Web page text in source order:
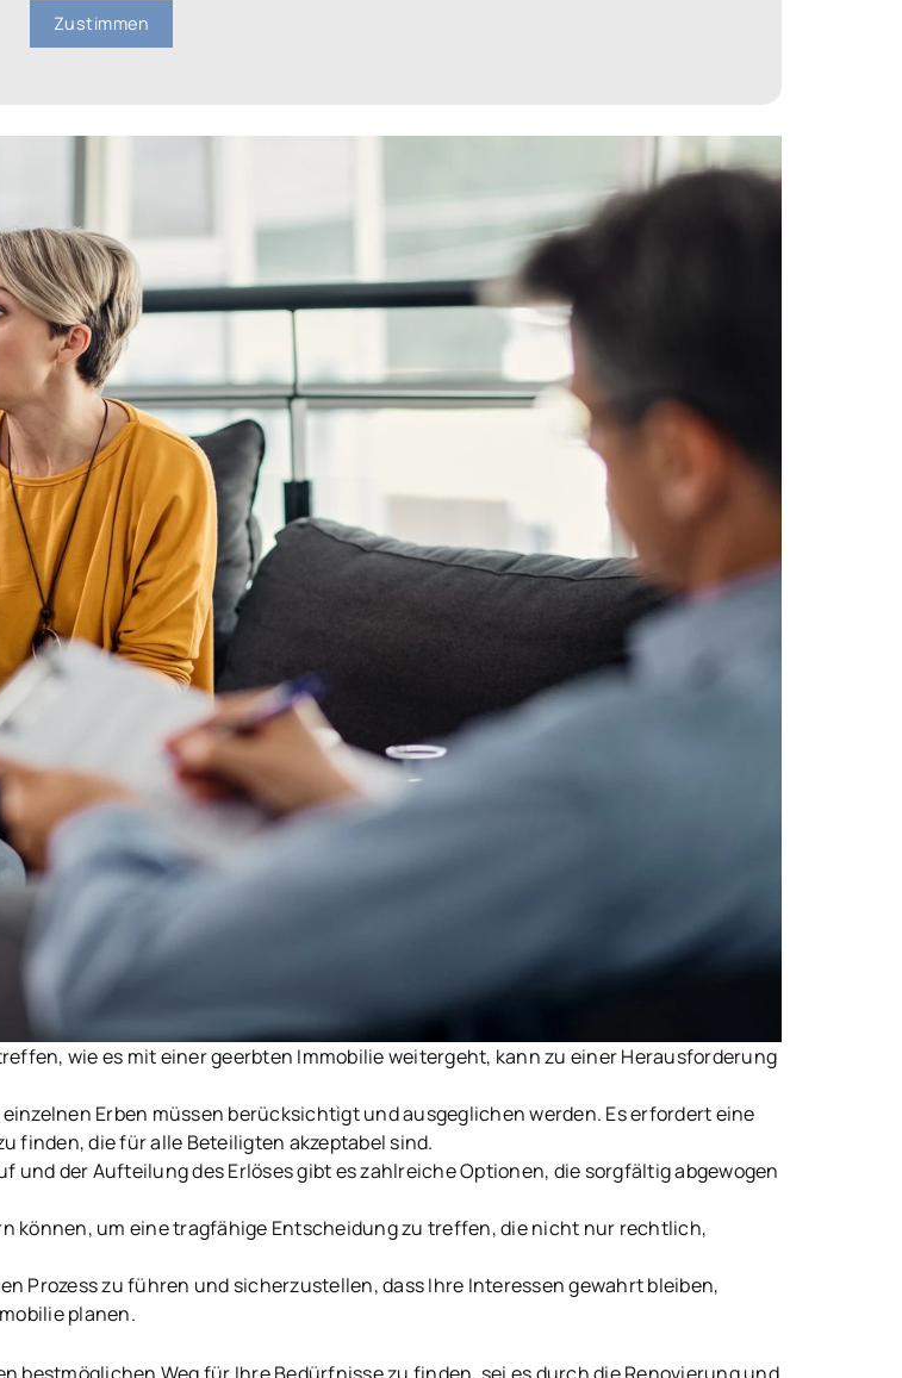
Zustimmen
wie es mit einer geerbten Immobilie weitergeht, kann zu einer Herausforderung
Erben müssen berücksichtigt und ausgeglichen werden. Es erfordert eine
finden, die für alle Beteiligten akzeptabel sind.
und der Aufteilung des Erlöses gibt es zahlreiche Optionen, die sorgfältig abgewogen
können, um eine tragfähige Entscheidung zu treffen, die nicht nur rechtlich,
Prozess zu führen und sicherzustellen, dass Ihre Interessen gewahrt bleiben,
planen.